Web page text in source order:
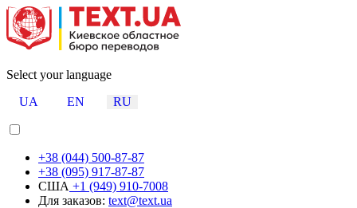
Select your language
UA
EN RU
+38 (044) 500-87-87
+38 (095) 917-87-87
США +1 (949) 910-7008
Для заказов: text@text.ua